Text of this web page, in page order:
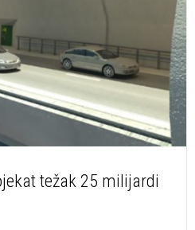
težak 25 milijardi